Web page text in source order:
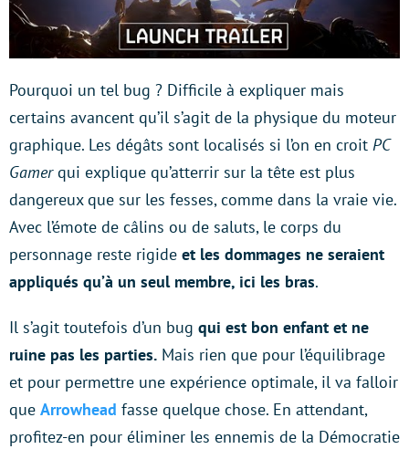
Pourquoi un tel bug ? Difficile à expliquer mais
certains avancent qu’il s’agit de la physique du moteur
graphique. Les dégâts sont localisés si l’on en croit PC
Gamerqui explique qu’atterrir sur la tête est plus
dangereux que sur les fesses, comme dans la vraie vie.
Avec l’émote de câlins ou de saluts, le corps du
personnage reste rigide et les dommages ne seraient
appliqués qu’à un seul membre, ici les bras.
Il s’agit toutefois d’un bug qui est bon enfant et ne
ruine pas les parties. Mais rien que pour l’équilibrage
et pour permettre une expérience optimale, il va falloir
que Arrowhead fasse quelque chose. En attendant,
profitez-en pour éliminer les ennemis de la Démocratie